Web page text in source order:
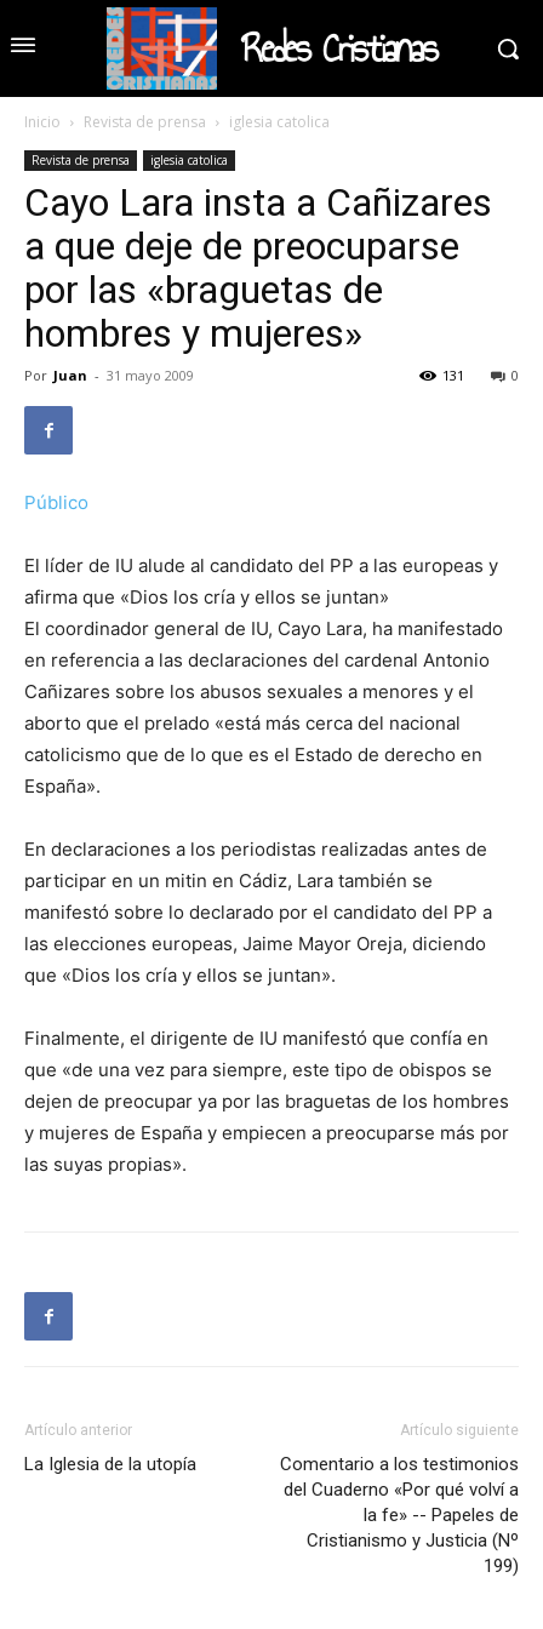
Redes Cristianas
Inicio Revista de prensa iglesia catolica
Revista de prensa iglesia catolica
Cayo Lara insta a Cañizares
a que deje de preocuparse
por las «braguetas de
hombres y mujeres»
Por Juan - 31 mayo 2009 0
131
Público
El líder de IU alude al candidato del PP a las europeas y
afirma que «Dios los cría y ellos se juntan»
El coordinador general de IU, Cayo Lara, ha manifestado
en referencia a las declaraciones del cardenal Antonio
Cañizares sobre los abusos sexuales a menores y el
aborto que el prelado «está más cerca del nacional
catolicismo que de lo que es el Estado de derecho en
España».
En declaraciones a los periodistas realizadas antes de
participar en un mitin en Cádiz, Lara también se
manifestó sobre lo declarado por el candidato del PP a
las elecciones europeas, Jaime Mayor Oreja, diciendo
que «Dios los cría y ellos se juntan».
Finalmente, el dirigente de IU manifestó que confía en
que «de una vez para siempre, este tipo de obispos se
dejen de preocupar ya por las braguetas de los hombres
y mujeres de España y empiecen a preocuparse más por
las suyas propias».
Artículo anterior
La Iglesia de la utopía
Artículo siguiente
Comentario a los testimonios
del Cuaderno «Por qué volví a
la fe» -- Papeles de
Cristianismo y Justicia (Nº
199)